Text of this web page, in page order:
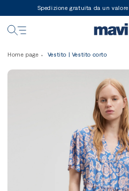
Spedizione gratuita da un
Home page Vestito | Vestito corto